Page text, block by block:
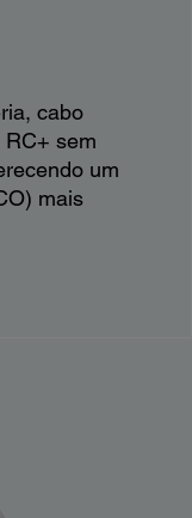
cabo
sem
um
mais